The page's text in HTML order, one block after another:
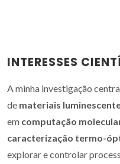
INTERESSES
A minha investigação
de materiais
em computação
caracterização termo-
explorar e controlar